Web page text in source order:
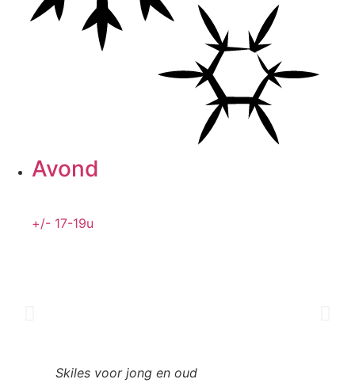
Avond
+/- 17-19u
Skiles voor jong en oud